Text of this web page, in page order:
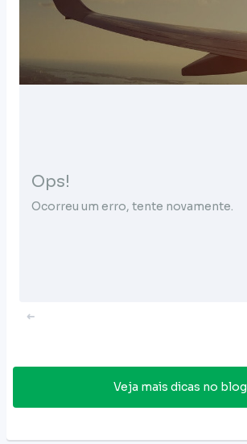
Ops!
Ocorreu um erro, tente novamente.
Veja mais dicas no blog